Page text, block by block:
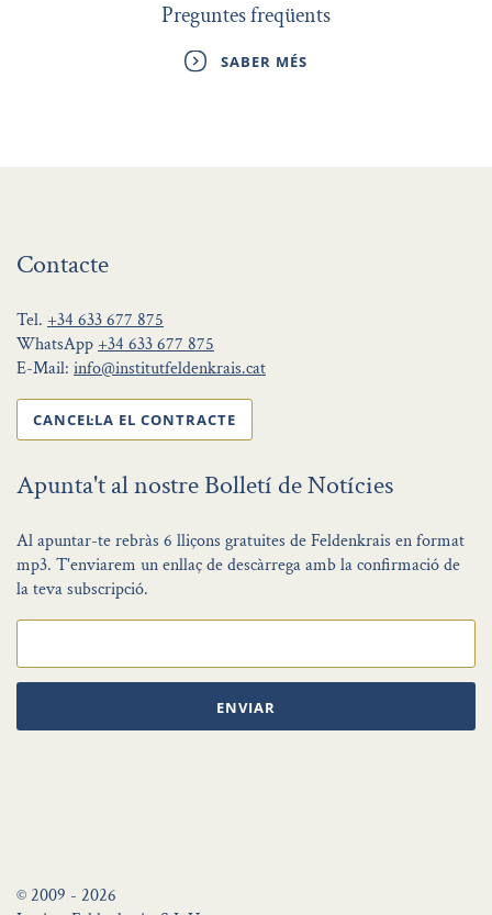
Preguntes freqüents
SABER MÉS
Contacte
Tel. +34 633 677 875
WhatsApp+34 633 677 875
E-Mail: info@institutfeldenkrais.cat
CANCEL·LA EL CONTRACTE
Apunta't al nostre Bolletí de Notícies
Al apuntar-te rebràs 6 lliçons gratuites de Feldenkrais en format
mp3. T'enviarem un enllaç de descàrrega amb la confirmació de
la teva subscripció.
ENVIAR
© 2009 - 2026